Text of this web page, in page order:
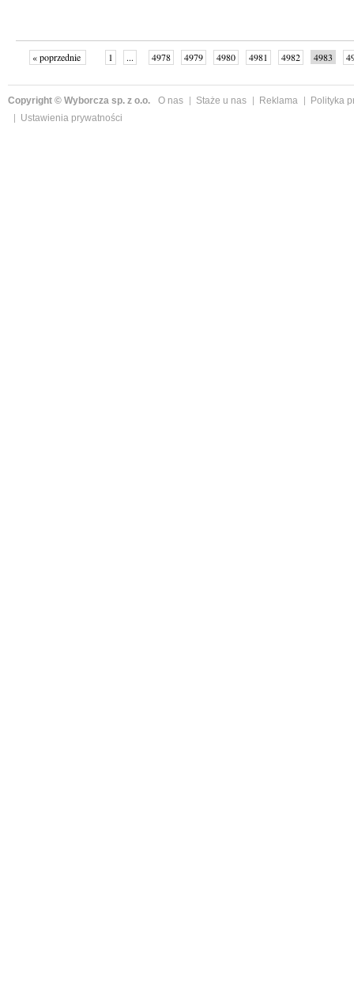
« poprzednie 1 ... 4978 4979 4980 4981 4982 4983
Copyright © Wyborcza sp. z o.o. O nas Staże u nas Reklama
Polityka
Ustawienia prywatności